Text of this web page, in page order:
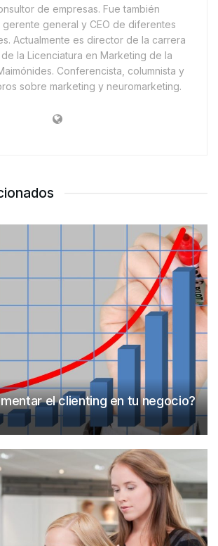
de empresas. Fue también
general y CEO de diferentes
Actualmente es director de la carrera
la Licenciatura en Marketing de la
Conferencista, columnista y
sobre marketing y neuromarketing.
el clienting en tu negocio?